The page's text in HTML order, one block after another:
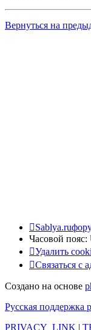
Вернуться на
Sablya.ru
Часовой пояс:
Удалить
Связаться с
Создано на основе
Русская поддержка
PRIVACY_LINK |